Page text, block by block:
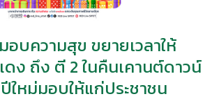
อบความสุข ขยายเวลาให้
ง ถึง ตี 2 ในคืนเคานต์ดาวน์
หม่มอบให้แก่ประชาชน